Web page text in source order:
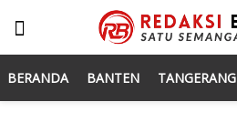
BERANDA BANTEN TANGERANG